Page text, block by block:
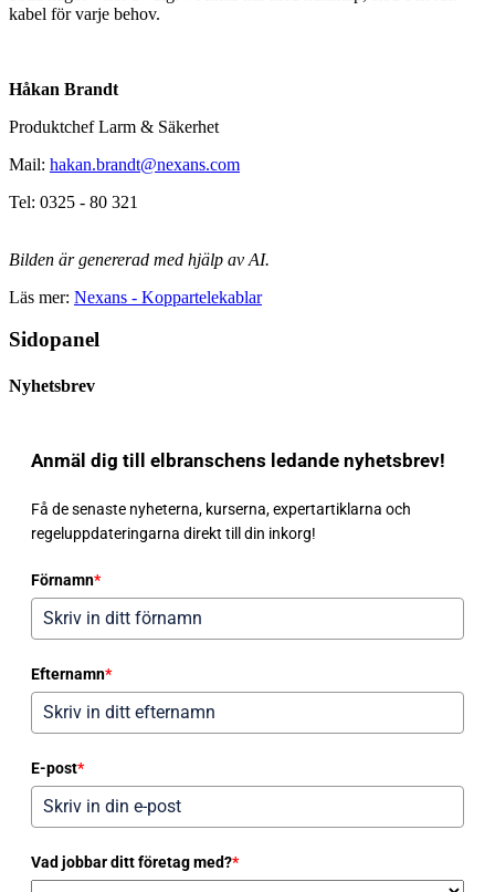
kabel för varje behov.
Håkan Brandt
Produktchef Larm & Säkerhet
Mail: hakan.brandt@nexans.com
Tel: 0325 - 80 321
Bilden är genererad med hjälp av AI.
Läs mer: Nexans - Koppartelekablar
Sidopanel
Nyhetsbrev
Anmäl dig till elbranschens ledande nyhetsbrev!
Få de senaste nyheterna, kurserna, expertartiklarna och
regeluppdateringarna direkt till din inkorg!
Förnamn*
Efternamn*
E-post*
Vad jobbar ditt företag med?*